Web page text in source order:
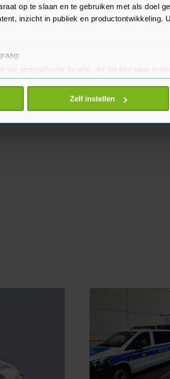
op te slaan en te gebruiken met als doel
inzicht in publiek en productontwikkeling.
uw geografische locatie, die tot een paar
het actief te scannen op specifieke
gegevens worden verwerkt en stel uw
of intrekken in de Cookieverklaring.
Zelf instellen